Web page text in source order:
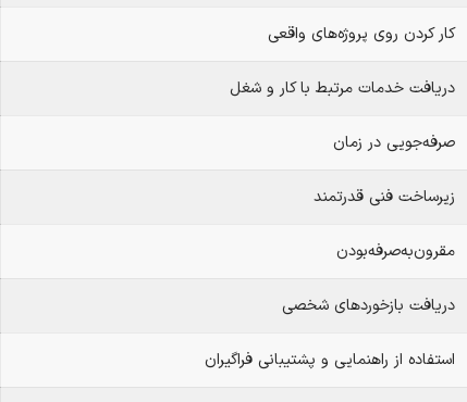
کار کردن روی پروژه‌های واقعی
دریافت خدمات مرتبط با کار و شغل
صرفه‌جویی در زمان
زیرساخت فنی قدرتمند
مقرون‌به‌صرفه‌بودن
دریافت بازخوردهای شخصی
استفاده از راهنمایی و پشتیبانی فراگیران